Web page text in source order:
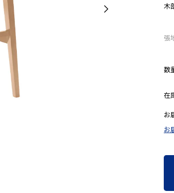
木
張
数
在
お
お